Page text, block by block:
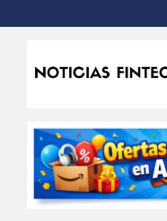
to
Noticias